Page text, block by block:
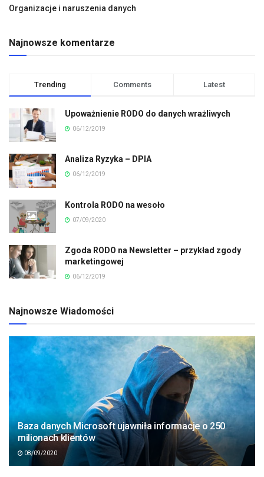
Organizacje i naruszenia danych
Najnowsze komentarze
Trending Comments Latest
Upoważnienie RODO do danych wrażliwych
06/12/2019
Analiza Ryzyka – DPIA
06/12/2019
Kontrola RODO na wesoło
07/09/2020
Zgoda RODO na Newsletter – przykład zgody
marketingowej
06/12/2019
Najnowsze Wiadomości
Baza danych Microsoft ujawniła informacje o 250
milionach klientów
08/09/2020